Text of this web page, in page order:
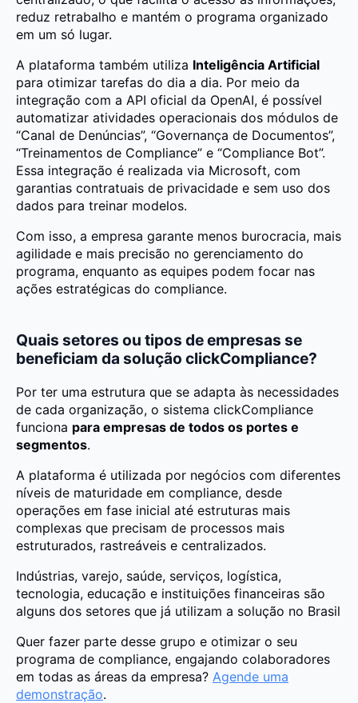
reduz retrabalho e mantém o programa organizado
em um só lugar.
A plataforma também utiliza Inteligência Artificial
para otimizar tarefas do dia a dia. Por meio da
integração com a API oficial da OpenAI, é possível
automatizar atividades operacionais dos módulos de
“Canal de Denúncias”, “Governança de Documentos”,
“Treinamentos de Compliance” e “Compliance Bot”.
Essa integração é realizada via Microsoft, com
garantias contratuais de privacidade e sem uso dos
dados para treinar modelos.
Com isso, a empresa garante menos burocracia, mais
agilidade e mais precisão no gerenciamento do
programa, enquanto as equipes podem focar nas
ações estratégicas do compliance.
Quais setores ou tipos de empresas se
beneficiam da solução clickCompliance?
Por ter uma estrutura que se adapta às necessidades
de cada organização, o sistema clickCompliance
funciona para empresas de todos os portes e
segmentos.
A plataforma é utilizada por negócios com diferentes
níveis de maturidade em compliance, desde
operações em fase inicial até estruturas mais
complexas que precisam de processos mais
estruturados, rastreáveis e centralizados.
Indústrias, varejo, saúde, serviços, logística,
tecnologia, educação e instituições financeiras são
alguns dos setores que já utilizam a solução no Brasil
Quer fazer parte desse grupo e otimizar o seu
programa de compliance, engajando colaboradores
em todas as áreas da empresa? Agende uma
demonstração.